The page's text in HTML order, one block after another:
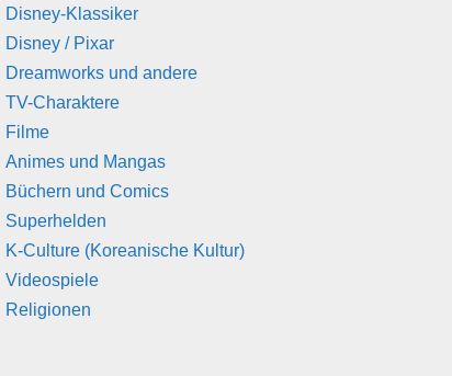
Disney-Klassiker
Disney / Pixar
Dreamworks und andere
TV-Charaktere
Filme
Animes und Mangas
Büchern und Comics
Superhelden
K-Culture (Koreanische Kultur)
Videospiele
Religionen